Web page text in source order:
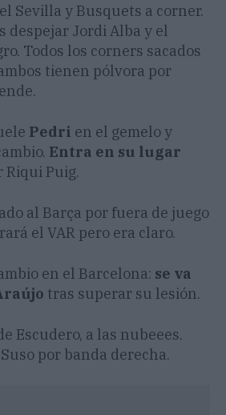
Sevilla y Busquets a corner.
despejar Jordi Alba y el
Todos los corners sacados
tienen pólvora por
Pedri en el gemelo y
Entra en su lugar
Riqui Puig.
al Barça por fuera de juego
el VAR pero era claro.
en el Barcelona: se va
tras superar su lesión.
Escudero, a las nubeees.
por banda derecha.